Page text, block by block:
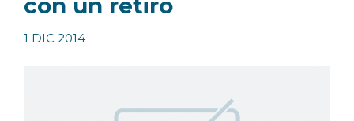
con un retiro
1 DIC 2014